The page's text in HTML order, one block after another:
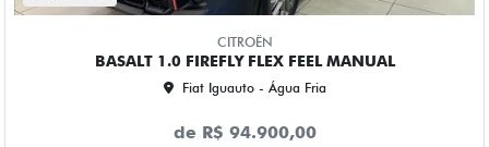
CITROËN
BASALT 1.0 FIREFLY FLEX FEEL MANUAL
Fiat Iguauto - Água Fria
de R$ 94.900,00